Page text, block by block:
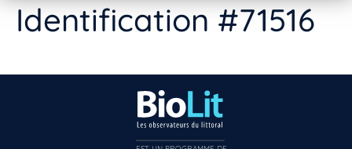
Identification #71516